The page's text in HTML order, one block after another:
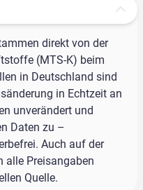
direkt von der
(MTS-K) beim
in Deutschland sind
in Echtzeit an
unverändert und
Daten zu –
Auch auf der
alle Preisangaben
Quelle.